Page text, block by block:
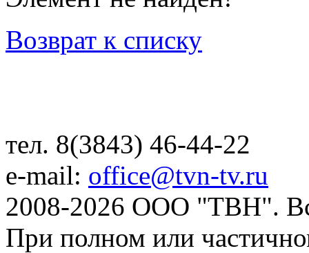
Возврат к списку
тел. 8(3843) 46-44-22
e-mail: office@tvn-tv.ru
2008-2026 ООО "ТВН".
При полном или